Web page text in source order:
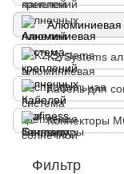
Кабель для
Коннекторы
Фильтр